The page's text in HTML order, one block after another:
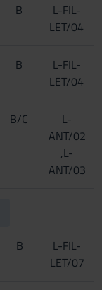
B
L-FIL-
LET/04
B
L-FIL-
LET/04
B/C
L-
ANT/02
,L-
ANT/03
B
L-FIL-
LET/07